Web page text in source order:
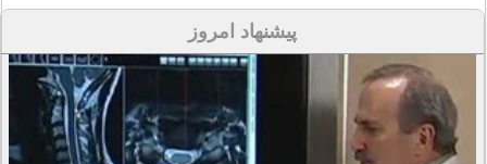
پیشنهاد امروز